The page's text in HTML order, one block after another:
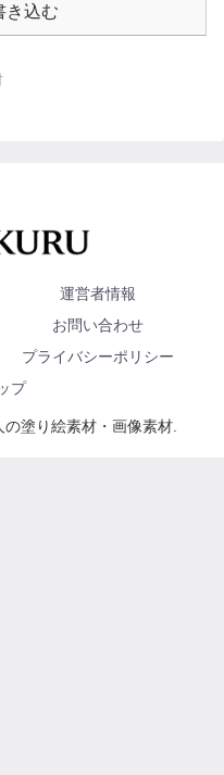
き込む
運営者情報
お問い合わせ
プライバシーポリシー
プ
塗り絵素材・画像素材.